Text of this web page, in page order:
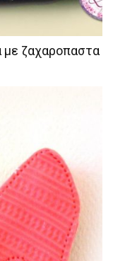
με ζαχαροπαστα